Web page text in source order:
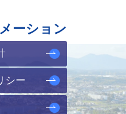
ーション
シー